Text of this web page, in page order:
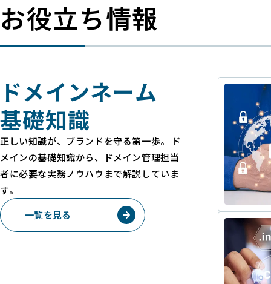
お役立ち情報
ドメインネーム
基礎知識
正しい知識が、ブランドを守る第一歩。 ド
メインの基礎知識から、ドメイン管理担当
者に必要な実務ノウハウまで解説していま
す。
一覧を見る